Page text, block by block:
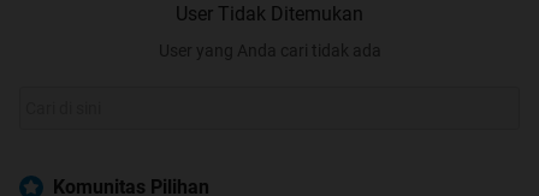
User Tidak Ditemukan
User yang Anda cari tidak ada
Komunitas Pilihan